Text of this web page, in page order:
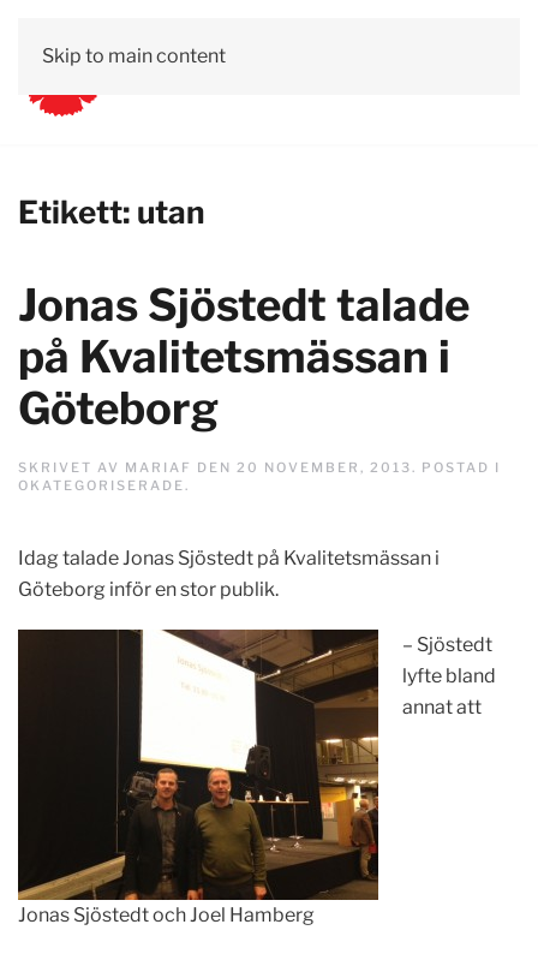
Skip to main content
Etikett: utan
Jonas Sjöstedt talade
på Kvalitetsmässan i
Göteborg
SKRIVET AV MARIAF DEN 20 NOVEMBER, 2013. POSTAD I
OKATEGORISERADE.
Idag talade Jonas Sjöstedt på Kvalitetsmässan i
Göteborg inför en stor publik.
Jonas Sjöstedt och Joel Hamberg
– Sjöstedt
lyfte bland
annat att